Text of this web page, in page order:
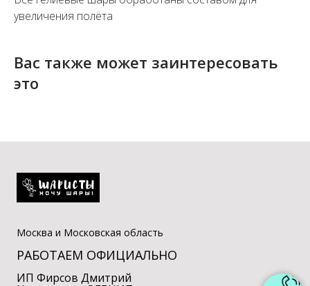
увеличения полёта
Вас также может заинтересовать
это
Москва и Московская область
РАБОТАЕМ ОФИЦИАЛЬНО
ИП Фирсов Дмитрий